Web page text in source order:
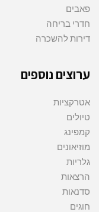
פאבים
חדרי בריחה
דירות להשכרה
ערוצים נוספים
אטרקציות
טיולים
קמפינג
מוזיאונים
גלריות
הרצאות
סדנאות
חוגים